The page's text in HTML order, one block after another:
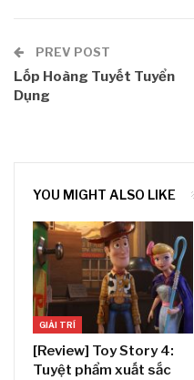
PREV POST
Lốp Hoàng Tuyết Tuyển
Dụng
YOU MIGHT ALSO LIKE
GIẢI TRÍ
[Review] Toy Story 4:
Tuyệt phẩm xuất sắc